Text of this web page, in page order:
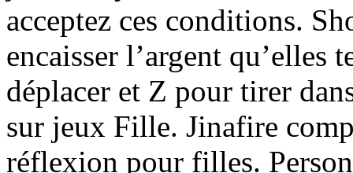
acceptez ces conditions.
encaisser l’argent qu’elles
déplacer et Z pour tirer
sur jeux Fille. Jinafire
réflexion pour filles.